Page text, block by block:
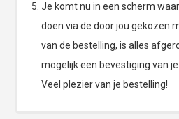
Je komt nu in een scherm
doen via de door jou gekozen
van de bestelling, is alles
mogelijk een bevestiging van
Veel plezier van je bestelling!